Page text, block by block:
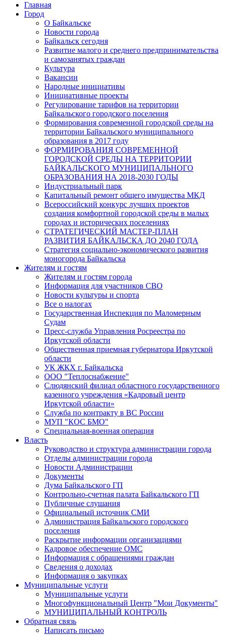
Главная
Город
О Байкальске
Новости города
Байкальск сегодня
Развитие малого и среднего предпринимательства
и самозанятых граждан
Культура
Вакансии
Народные инициативы
Инициативные проекты
Регулирование тарифов на территории
Байкальского городского поселения
Формирования современной городской среды на
территории Байкальского муниципального
образования в 2017 году
ФОРМИРОВАНИЯ СОВРЕМЕННОЙ
ГОРОДСКОЙ СРЕДЫ НА ТЕРРИТОРИИ
БАЙКАЛЬСКОГО МУНИЦИПАЛЬНОГО
ОБРАЗОВАНИЯ НА 2018-2030 ГОДЫ
Индустриальный парк
Капитальный ремонт общего имущества МКД
Всероссийский конкурс лучших проектов
создания комфортной городской среды в малых
городах и исторических поселениях
СТРАТЕГИЧЕСКИЙ МАСТЕР-ПЛАН
РАЗВИТИЯ БАЙКАЛЬСКА ДО 2040 ГОДА
Стратегия социально-экономического развития
моногорода Байкальска
Жителям и гостям
Жителям и гостям города
Информация для участников СВО
Новости культуры и спорта
Все о налогах
Государственная Инспекция по Маломерным
Судам
Пресс-служба Управления Росреестра по
Иркутской области
Общественная приемная губернатора Иркутской
области
УК ЖКХ г. Байкальска
ООО "Теплоснабжение"
Слюдянский филиал областного государственного
казенного учреждения «Кадровый центр
Иркутской области»
Служба по контракту в ВС России
МУП "КОС БМО"
Специальная-военная операция
Власть
Руководство и структура администрации города
Отделы администрации города
Новости Администрации
Документы
Дума Байкальского ГП
Контрольно-счетная палата Байкальского ГП
Публичные слушания
Официальный источник СМИ
Администрация Байкальского городского
поселения
Раскрытие информации организациями
Кадровое обеспечение ОМС
Информация с обращениями граждан
Сведения о доходах
Информация о закупках
Муниципальные услуги
Муниципальные услуги
Многофункциональный Центр "Мои Документы"
МУНИЦИПАЛЬНЫЙ КОНТРОЛЬ
Обратная связь
Написать письмо